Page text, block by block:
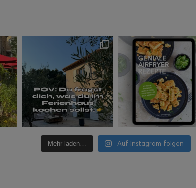
Mehr laden… Auf Instagram folgen